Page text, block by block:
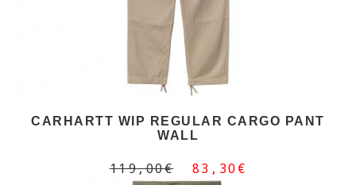
CARHARTT WIP REGULAR CARGO PANT
WALL
119,00€ 83,30€